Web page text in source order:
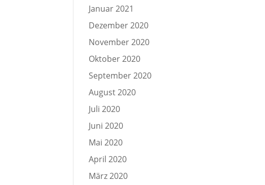
Januar 2021
Dezember 2020
November 2020
Oktober 2020
September 2020
August 2020
Juli 2020
Juni 2020
Mai 2020
April 2020
März 2020